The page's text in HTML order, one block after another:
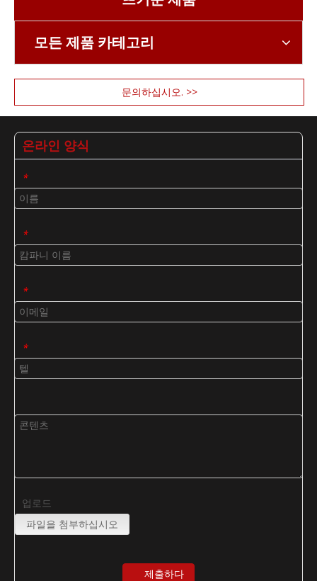
모든 제품 카테고리
문의하십시오. >>
온라인 양식
*
*
*
*
업로드
파일을 첨부하십시오
제출하다